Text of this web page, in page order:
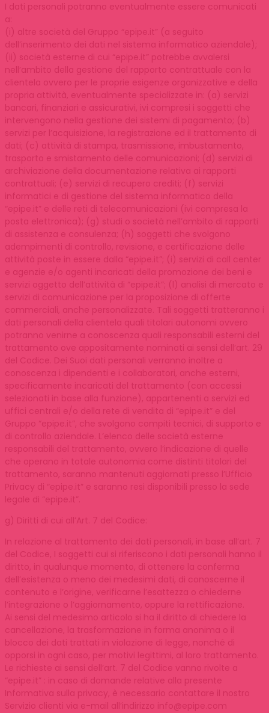
I dati personali potranno eventualmente essere comunicati
a:
(i) altre società del Gruppo “epipe.it” (a seguito
dell’inserimento dei dati nel sistema informatico aziendale);
(ii) società esterne di cui “epipe.it” potrebbe avvalersi
nell’ambito della gestione del rapporto contrattuale con la
clientela ovvero per le proprie esigenze organizzative e della
propria attività, eventualmente specializzate in: (a) servizi
bancari, finanziari e assicurativi, ivi compresi i soggetti che
intervengono nella gestione dei sistemi di pagamento; (b)
servizi per l’acquisizione, la registrazione ed il trattamento di
dati; (c) attività di stampa, trasmissione, imbustamento,
trasporto e smistamento delle comunicazioni; (d) servizi di
archiviazione della documentazione relativa ai rapporti
contrattuali; (e) servizi di recupero crediti; (f) servizi
informatici e di gestione del sistema informatico della
“epipe.it” e delle reti di telecomunicazioni (ivi compresa la
posta elettronica); (g) studi o società nell’ambito di rapporti
di assistenza e consulenza; (h) soggetti che svolgono
adempimenti di controllo, revisione, e certificazione delle
attività poste in essere dalla “epipe.it”; (i) servizi di call center
e agenzie e/o agenti incaricati della promozione dei beni e
servizi oggetto dell’attività di “epipe.it”; (l) analisi di mercato e
servizi di comunicazione per la proposizione di offerte
commerciali, anche personalizzate. Tali soggetti tratteranno i
dati personali della clientela quali titolari autonomi ovvero
potranno venirne a conoscenza quali responsabili esterni del
trattamento ove appositamente nominati ai sensi dell’art. 29
del Codice. Dei Suoi dati personali verranno inoltre a
conoscenza i dipendenti e i collaboratori, anche esterni,
specificamente incaricati del trattamento (con accessi
selezionati in base alla funzione), appartenenti a servizi ed
uffici centrali e/o della rete di vendita di “epipe.it” e del
Gruppo “epipe.it”, che svolgono compiti tecnici, di supporto e
di controllo aziendale. L’elenco delle società esterne
responsabili del trattamento, ovvero l’indicazione di quelle
che operano in totale autonomia come distinti titolari del
trattamento, saranno mantenuti aggiornati presso l’Ufficio
Privacy di “epipe.it” e saranno resi disponibili presso la sede
legale di “epipe.it”.
g) Diritti di cui all’Art. 7 del Codice:
In relazione al trattamento dei dati personali, in base all’art. 7
del Codice, I soggetti cui si riferiscono i dati personali hanno il
diritto, in qualunque momento, di ottenere la conferma
dell’esistenza o meno dei medesimi dati, di conoscerne il
contenuto e l’origine, verificarne l’esattezza o chiederne
l’integrazione o l’aggiornamento, oppure la rettificazione.
Ai sensi del medesimo articolo si ha il diritto di chiedere la
cancellazione, la trasformazione in forma anonima o il
blocco dei dati trattati in violazione di legge, nonché di
opporsi in ogni caso, per motivi legittimi, al loro trattamento.
Le richieste ai sensi dell’art. 7 del Codice vanno rivolte a
“epipe.it” : in caso di domande relative alla presente
Informativa sulla privacy, è necessario contattare il nostro
Servizio clienti via e-mail all’indirizzo info@epipe.com